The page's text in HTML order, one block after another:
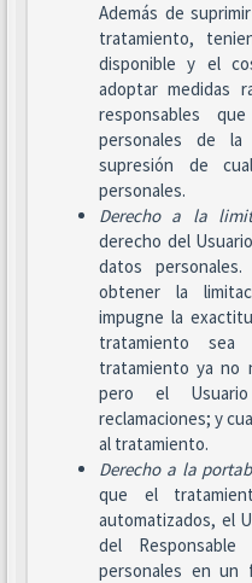
Además de
tratamiento,
disponible y el
adoptar medidas
responsables
personales de
supresión de
personales.
Derecho a la
derecho del
datos
obtener la
impugne la
tratamiento
tratamiento ya no
pero el
reclamaciones; y
al tratamiento.
Derecho a la
que el
automatizados, el
del
personales en un